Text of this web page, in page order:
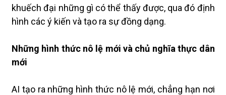
khuếch đại những gì có thể thấy được, qua đó định
hình các ý kiến và tạo ra sự đồng dạng.
Những hình thức nô lệ mới và chủ nghĩa thực dân
mới
AI tạo ra những hình thức nô lệ mới, chẳng hạn nơi